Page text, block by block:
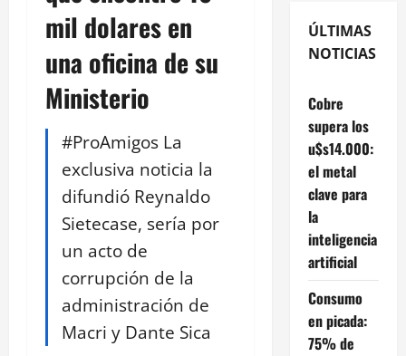
mil dolares en
una oficina de su
Ministerio
#ProAmigos La
exclusiva noticia la
difundió Reynaldo
Sietecase, sería por
un acto de
corrupción de la
administración de
Macri y Dante Sica
ÚLTIMAS
NOTICIAS
Cobre
supera los
u$s14.000:
el metal
clave para
la
inteligencia
artificial
Consumo
en picada:
75% de